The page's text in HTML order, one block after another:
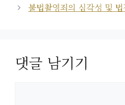
불법촬영죄의 심각성 및
댓글 남기기